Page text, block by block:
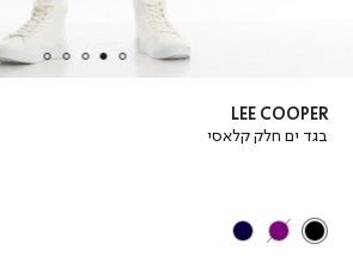
LEE COOPER
בגד ים חלק קלאסי